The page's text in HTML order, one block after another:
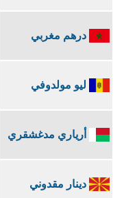
درهم مغربي
ليو مولدوفي
أرياري مدغشقري
دينار مقدوني